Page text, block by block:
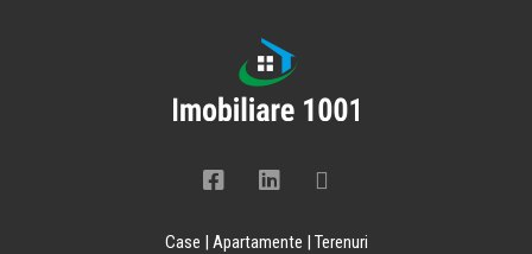
Case | Apartamente | Terenuri